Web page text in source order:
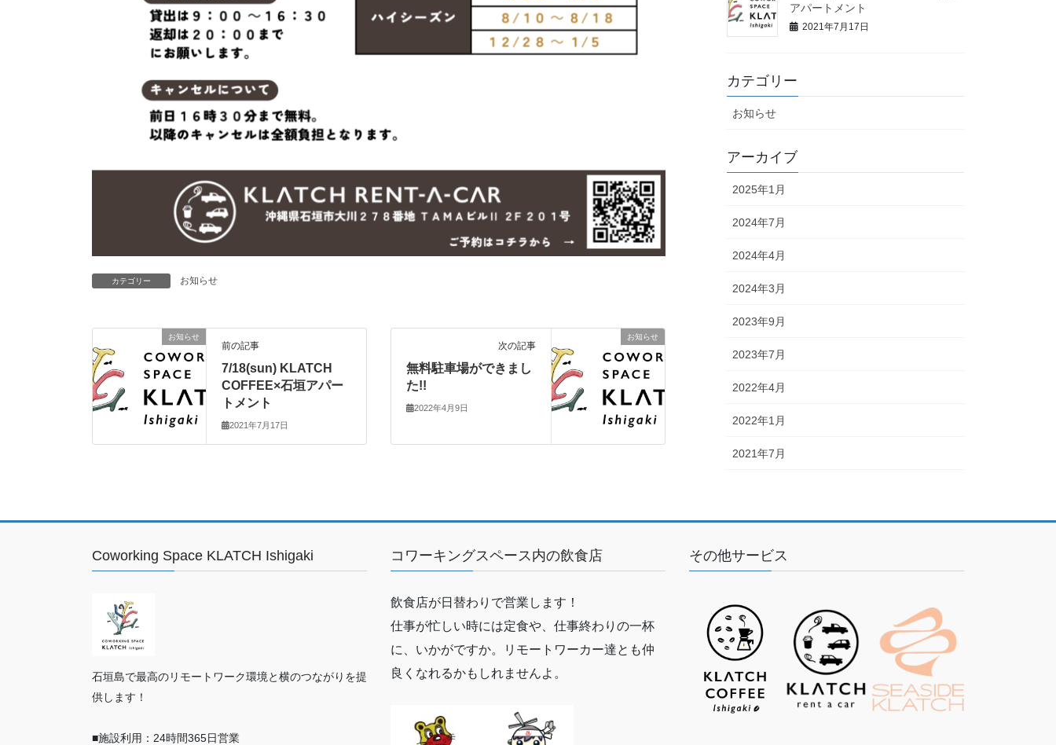
カテゴリー お知らせ
お知らせ
前の記事
7/18(sun) KLATCH
COFFEE×石垣アパー
トメント
2021年7月17日
お知らせ
次の記事
無料駐車場ができまし
た!!
2022年4月9日
アパートメント
2021年7月17日
カテゴリー
お知らせ
アーカイブ
2025年1月
2024年7月
2024年4月
2024年3月
2023年9月
2023年7月
2022年4月
2022年1月
2021年7月
Coworking Space KLATCH Ishigaki
石垣島で最高のリモートワーク環境と横のつながりを提
供します！
■施設利用：24時間365日営業
コワーキングスペース内の飲食店
飲食店が日替わりで営業します！
仕事が忙しい時には定食や、仕事終わりの一杯
に、いかがですか。リモートワーカー達とも仲
良くなれるかもしれませんよ。
その他サービス